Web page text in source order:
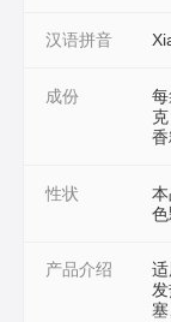
汉语拼音
成份
香
性状
色
产品介绍
塞